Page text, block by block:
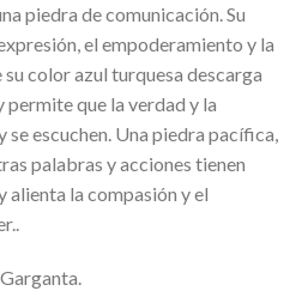
piedra de comunicación. Su
el empoderamiento y la
su color azul turquesa descarga
permite que la verdad y la
escuchen. Una piedra pacífica,
palabras y acciones tienen
alienta la compasión y el